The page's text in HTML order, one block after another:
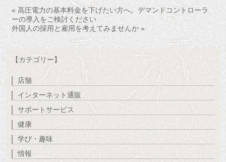
« 高圧電力の基本料金を下げたい方へ。デマンドコントローラ
ーの導入をご検討ください
外国人の採用と雇用を考えてみませんか »
【カテゴリー】
店舗
インターネット通販
サポートサービス
健康
学び・趣味
情報